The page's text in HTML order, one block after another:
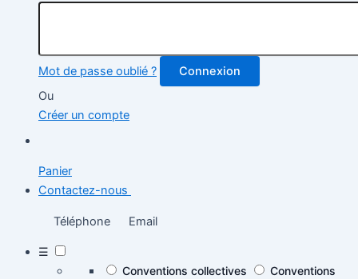
Mot de passe oublié ?
Connexion
Ou
Créer un compte
Panier
Contactez-nous
Téléphone Email
☰
Conventions collectives
Conventions